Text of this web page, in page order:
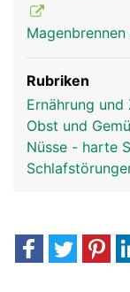
Rubriken
Ernährung und
Obst und
Nüsse - harte